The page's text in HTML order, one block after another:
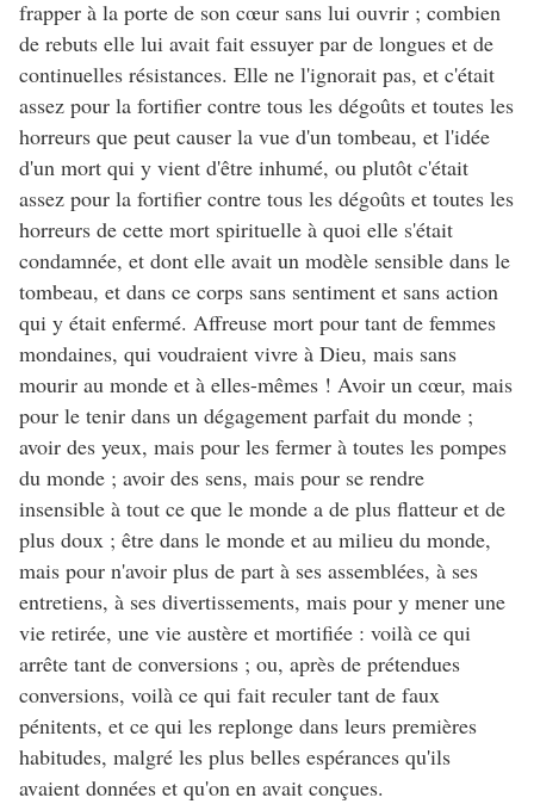
frapper à la porte de son cœur sans lui ouvrir ; combien
de rebuts elle lui avait fait essuyer par de longues et de
continuelles résistances. Elle ne l'ignorait pas, et c'était
assez pour la fortifier contre tous les dégoûts et toutes les
horreurs que peut causer la vue d'un tombeau, et l'idée
d'un mort qui y vient d'être inhumé, ou plutôt c'était
assez pour la fortifier contre tous les dégoûts et toutes les
horreurs de cette mort spirituelle à quoi elle s'était
condamnée, et dont elle avait un modèle sensible dans le
tombeau, et dans ce corps sans sentiment et sans action
qui y était enfermé. Affreuse mort pour tant de femmes
mondaines, qui voudraient vivre à Dieu, mais sans
mourir au monde et à elles-mêmes ! Avoir un cœur, mais
pour le tenir dans un dégagement parfait du monde ;
avoir des yeux, mais pour les fermer à toutes les pompes
du monde ; avoir des sens, mais pour se rendre
insensible à tout ce que le monde a de plus flatteur et de
plus doux ; être dans le monde et au milieu du monde,
mais pour n'avoir plus de part à ses assemblées, à ses
entretiens, à ses divertissements, mais pour y mener une
vie retirée, une vie austère et mortifiée : voilà ce qui
arrête tant de conversions ; ou, après de prétendues
conversions, voilà ce qui fait reculer tant de faux
pénitents, et ce qui les replonge dans leurs premières
habitudes, malgré les plus belles espérances qu'ils
avaient données et qu'on en avait conçues.